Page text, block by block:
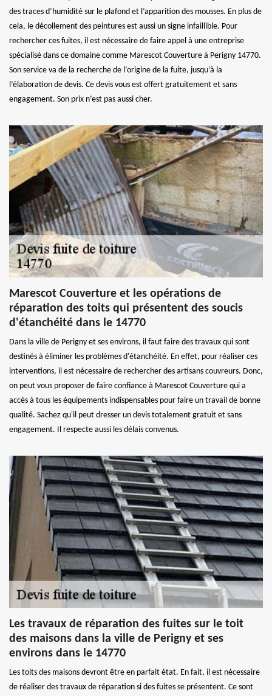
des traces d’humidité sur le plafond et l’apparition des mousses. En plus de
cela, le décollement des peintures est aussi un signe infaillible. Pour
rechercher ces fuites, il est nécessaire de faire appel à une entreprise
spécialisé dans ce domaine comme Marescot Couverture à Perigny 14770.
Son service va de la recherche de l’origine de la fuite, jusqu’à la
l’élaboration de devis. Ce devis vous est offert gratuitement et sans
engagement. Son prix n’est pas aussi cher.
Marescot Couverture et les opérations de
réparation des toits qui présentent des soucis
d'étanchéité dans le 14770
Dans la ville de Perigny et ses environs, il faut faire des travaux qui sont
destinés à éliminer les problèmes d'étanchéité. En effet, pour réaliser ces
interventions, il est nécessaire de rechercher des artisans couvreurs. Donc,
on peut vous proposer de faire confiance à Marescot Couverture qui a
accès à tous les équipements indispensables pour faire un travail de bonne
qualité. Sachez qu'il peut dresser un devis totalement gratuit et sans
engagement. Il respecte aussi les délais convenus.
Les travaux de réparation des fuites sur le toit
des maisons dans la ville de Perigny et ses
environs dans le 14770
Les toits des maisons devront être en parfait état. En fait, il est nécessaire
de réaliser des travaux de réparation si des fuites se présentent. Ce sont